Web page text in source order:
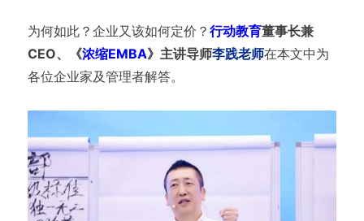
为何如此？企业又该如何定价？ 行动教育董事长兼
CEO、《浓缩EMBA》主讲导师李践老师在本文中为
各位企业家及管理者解答。